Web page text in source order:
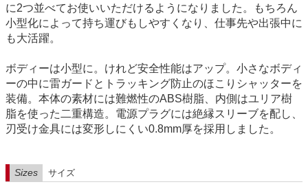
に2つ並べてお使いいただけるようになりました。もちろん
小型化によって持ち運びもしやすくなり、仕事先や出張中に
も大活躍。
ボディーは小型に。けれど安全性能はアップ。小さなボディ
ーの中に雷ガードとトラッキング防止のほこりシャッターを
装備。本体の素材には難燃性のABS樹脂、内側はユリア樹
脂を使った二重構造。電源プラグには絶縁スリーブを配し、
刃受け金具には変形しにくい0.8mm厚を採用しました。
Sizes サイズ